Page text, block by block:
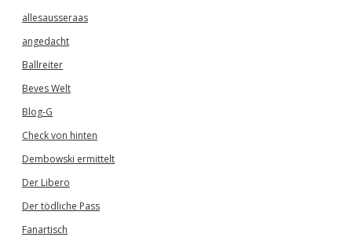
allesausseraas
angedacht
Ballreiter
Beves Welt
Blog-G
Check von hinten
Dembowski ermittelt
Der Libero
Der tödliche Pass
Fanartisch